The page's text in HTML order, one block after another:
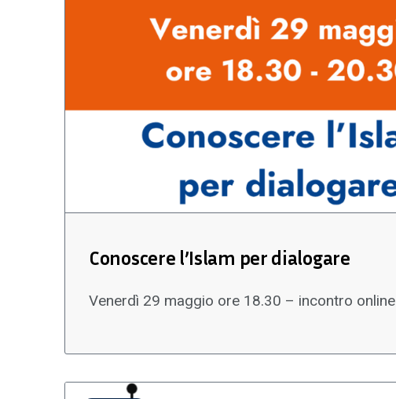
Conoscere l’Islam per dialogare
Venerdì 29 maggio ore 18.30 – incontro online